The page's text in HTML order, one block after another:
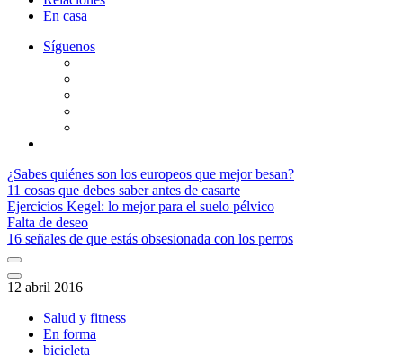
En casa
Síguenos
¿Sabes quiénes son los europeos que mejor besan?
11 cosas que debes saber antes de casarte
Ejercicios Kegel: lo mejor para el suelo pélvico
Falta de deseo
16 señales de que estás obsesionada con los perros
12 abril 2016
Salud y fitness
En forma
bicicleta